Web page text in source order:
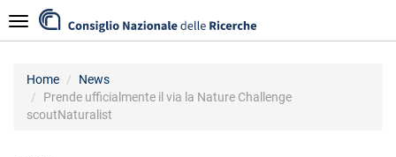
al
contenuto
Navigazione
Home
News
Prende ufficialmente il via la Nature Challenge
scoutNaturalist